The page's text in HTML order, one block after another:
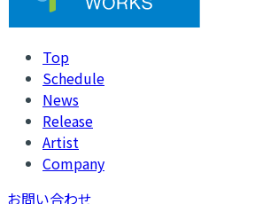
Top
Schedule
News
Release
Artist
Company
お問い合わせ